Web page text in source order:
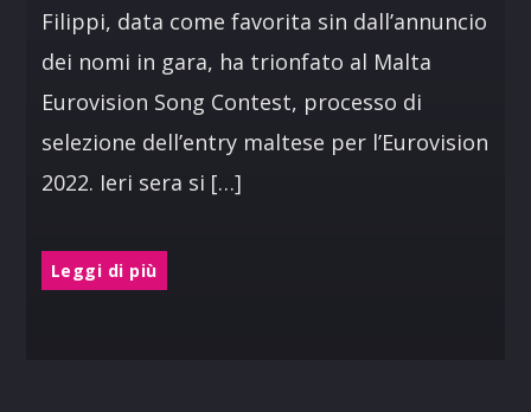
Filippi, data come favorita sin dall’annuncio
dei nomi in gara, ha trionfato al Malta
Eurovision Song Contest, processo di
selezione dell’entry maltese per l’Eurovision
2022. Ieri sera si […]
Leggi di più